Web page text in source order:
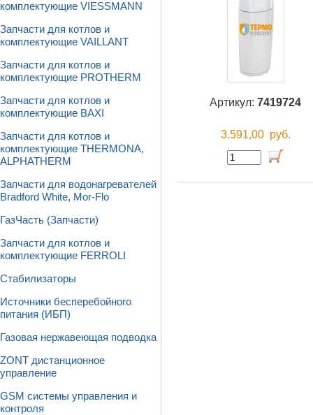
комплектующие VIESSMANN
Запчасти для котлов и
комплектующие VAILLANT
Запчасти для котлов и
комплектующие PROTHERM
Запчасти для котлов и
комплектующие BAXI
Запчасти для котлов и
комплектующие THERMONA,
ALPHATHERM
Запчасти для водонагревателей
Bradford White, Mor-Flo
ГазЧасть (Запчасти)
Запчасти для котлов и
комплектующие FERROLI
Стабилизаторы
Источники бесперебойного
питания (ИБП)
Газовая нержавеющая подводка
ZONT дистанционное
управление
GSM системы управления и
контроля
Артикул: 7419724
3.591,00 руб.